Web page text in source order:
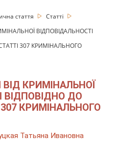
стаття
Статті
ВІДПОВІДАЛЬНОСТІ
307 КРИМІНАЛЬНОГО
КРИМІНАЛЬНОЇ
ВІДПОВІДНО ДО
КРИМІНАЛЬНОГО
Татьяна Ивановна